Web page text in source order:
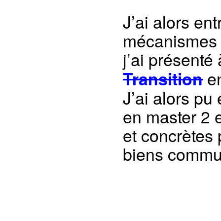
J’ai alors
j’ai
Transition
J’ai alors
en master 2
et concrètes
biens